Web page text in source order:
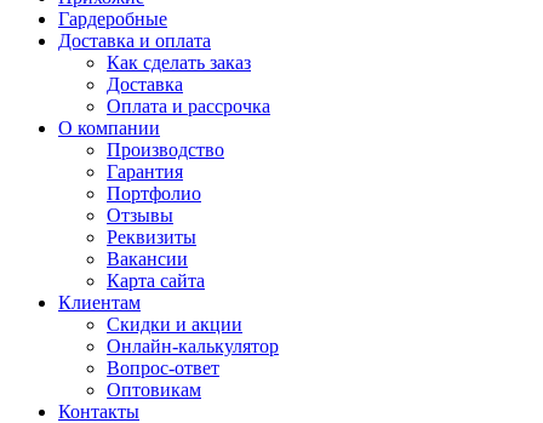
Гардеробные
Доставка и оплата
Как сделать заказ
Доставка
Оплата и рассрочка
О компании
Производство
Гарантия
Портфолио
Отзывы
Реквизиты
Вакансии
Карта сайта
Клиентам
Скидки и акции
Онлайн-калькулятор
Вопрос-ответ
Оптовикам
Контакты